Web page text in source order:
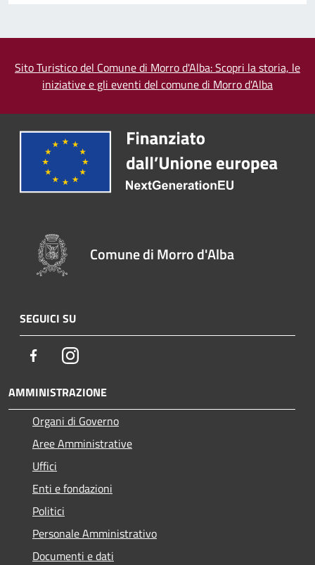
Sito Turistico del Comune di Morro d'Alba: Scopri la storia, le
iniziative e gli eventi del comune di Morro d'Alba
Comune di Morro d'Alba
SEGUICI SU
FacebookInstagram
AMMINISTRAZIONE
Organi di Governo
Aree Amministrative
Uffici
Enti e fondazioni
Politici
Personale Amministrativo
Documenti e dati